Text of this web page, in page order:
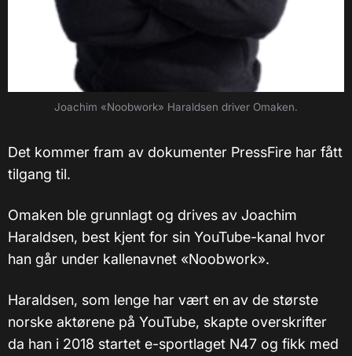
Joachim «Noobwork» Haraldsen driver Omaken.
Det kommer fram av dokumenter PressFire har fått
tilgang til.
Omaken ble grunnlagt og drives av Joachim
Haraldsen, best kjent for sin YouTube-kanal hvor
han går under kallenavnet «Noobwork».
Haraldsen, som lenge har vært en av de største
norske aktørene på YouTube, skapte overskrifter
da han i 2018 startet e-sportlaget N47 og fikk med